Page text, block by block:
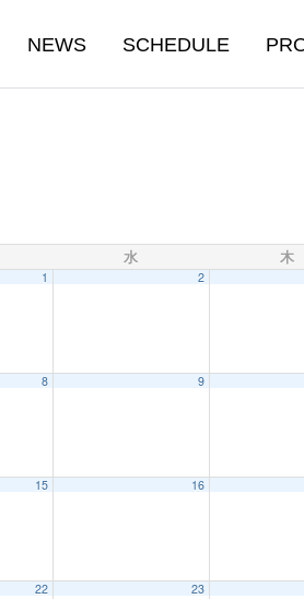
NEWS SCHEDULE
水 木
1 2
8 9
15 16
22 23